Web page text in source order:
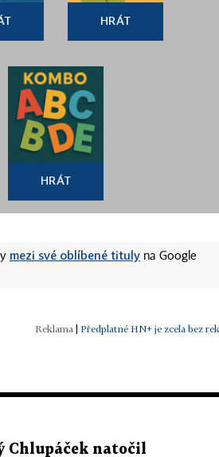
HRÁT
HRÁT
mezi své oblíbené tituly na Google
| Předplatné HN+ je zcela bez
Chlupáček natočil